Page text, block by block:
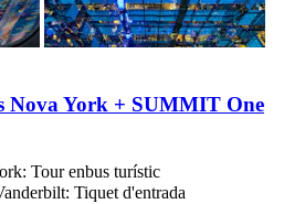
Nova York + SUMMIT One
Tour enbus turístic
Tiquet d'entrada